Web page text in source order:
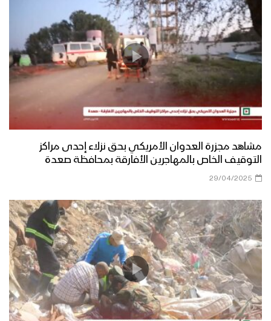
مشاهد مجزرة العدوان الأمريكي بحق نزلاء إحدى مراكز
التوقيف الخاص بالمهاجرين الأفارقة بمحافظة صعدة
29/04/2025